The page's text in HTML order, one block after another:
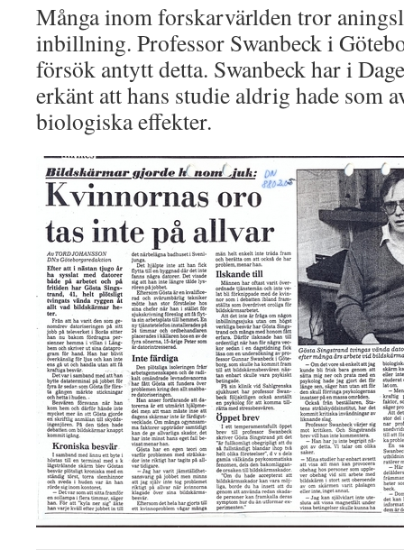
Många inom forskarvärlden tror
inbillning. Professor Swanbeck i
försök antytt detta. Swanbeck har i
erkänt att hans studie aldrig hade som
biologiska effekter.